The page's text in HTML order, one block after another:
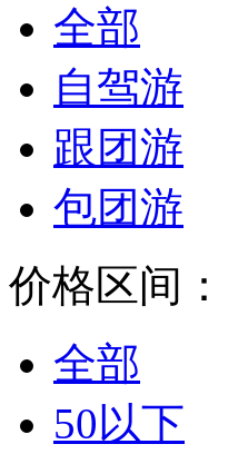
全部
自驾游
跟团游
包团游
价格区间：
全部
50以下